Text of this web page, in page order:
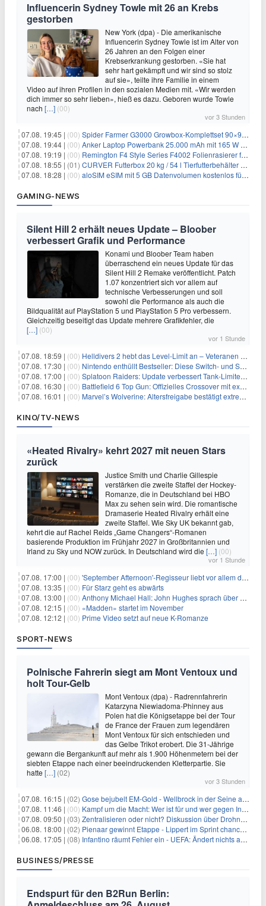
Influencerin Sydney Towle mit 26 an Krebs
gestorben
New York (dpa) - Die amerikanische
Influencerin Sydney Towle ist im Alter von
26 Jahren an den Folgen einer
Krebserkrankung gestorben. «Sie hat
sehr hart gekämpft und wir sind so stolz
auf sie», teilte ihre Familie in einem
Video auf ihren Profilen in den sozialen Medien mit. «Wir werden
dich immer so sehr lieben», hieß es dazu. Geboren wurde Towle
nach […] (00)
vor 3 Stunden
07.08. 19:45 | (00) Spider Farmer G3000 Growbox-Komplettset 90×90×180 cm für 379,99€
07.08. 19:44 | (00) Anker Laptop Powerbank 25.000 mAh mit 165 W refurbished für 58,39€
07.08. 19:19 | (00) Remington F4 Style Series F4002 Folienrasierer für 18,99€
07.08. 18:55 | (01) CURVER Futterbox 20 kg / 54 l Tierfutterbehälter mit Rollen für 19,99€
07.08. 18:28 | (00) aloSIM eSIM mit 5 GB Datenvolumen kostenlos für Windscribe-Pro-Nutzer
GAMING-NEWS
Silent Hill 2 erhält neues Update – Bloober
verbessert Grafik und Performance
Konami und Bloober Team haben
überraschend ein neues Update für das
Silent Hill 2 Remake veröffentlicht. Patch
1.07 konzentriert sich vor allem auf
technische Verbesserungen und soll
sowohl die Performance als auch die
Bildqualität auf PlayStation 5 und PlayStation 5 Pro verbessern.
Gleichzeitig beseitigt das Update mehrere Grafikfehler, die
[…] (00)
vor 1 Stunde
07.08. 18:59 | (00) Helldivers 2 hebt das Level-Limit an – Veteranen können endlich weiter aufsteigen
07.08. 17:30 | (00) Nintendo enthüllt Bestseller: Diese Switch- und Switch-2-Spiele verkaufen sich am besten
07.08. 17:00 | (00) Splatoon Raiders: Update verbessert Tank-Limiter und behebt Bugs
07.08. 16:30 | (00) Battlefield 6 Top Gun: Offizielles Crossover mit exklusiven Inhalten angekündigt
07.08. 16:01 | (00) Marvel’s Wolverine: Altersfreigabe bestätigt extreme Gewalt und düstere Szenen
KINO/TV-NEWS
«Heated Rivalry» kehrt 2027 mit neuen Stars
zurück
Justice Smith und Charlie Gillespie
verstärken die zweite Staffel der Hockey-
Romanze, die in Deutschland bei HBO
Max zu sehen sein wird. Die romantische
Dramaserie Heated Rivalry erhält eine
zweite Staffel. Wie Sky UK bekannt gab,
kehrt die auf Rachel Reids „Game Changers“-Romanen
basierende Produktion im Frühjahr 2027 in Großbritannien und
Irland zu Sky und NOW zurück. In Deutschland wird die […] (00)
vor 1 Stunde
07.08. 17:00 | (00) 'September Afternoon'-Regisseur liebt vor allem die 'Banalität' in seinen Filmen
07.08. 13:35 | (00) Für Starz geht es abwärts
07.08. 13:00 | (00) Anthony Michael Hall: John Hughes sprach über eine Fortsetzung von 'The Breakfast Club'
07.08. 12:15 | (00) «Madden» startet im November
07.08. 12:12 | (00) Prime Video setzt auf neue K-Romanze
SPORT-NEWS
Polnische Fahrerin siegt am Mont Ventoux und
holt Tour-Gelb
Mont Ventoux (dpa) - Radrennfahrerin
Katarzyna Niewiadoma-Phinney aus
Polen hat die Königsetappe bei der Tour
de France der Frauen zum legendären
Mont Ventoux für sich entschieden und
das Gelbe Trikot erobert. Die 31-Jährige
gewann die Bergankunft auf mehr als 1.900 Höhenmetern bei der
siebten Etappe nach einer beeindruckenden Kletterpartie. Sie
hatte […] (02)
vor 3 Stunden
07.08. 16:15 | (02) Gose bejubelt EM-Gold - Wellbrock in der Seine ausgebremst
07.08. 11:46 | (00) Kampf um die Macht: Wer ist für und wer gegen Infantino?
07.08. 09:50 | (03) Zentralisieren oder nicht? Diskussion über Drohnenabwehr
06.08. 18:00 | (02) Pienaar gewinnt Etappe - Lippert im Sprint chancenlos
06.08. 17:05 | (08) Infantino räumt Fehler ein - UEFA: Ändert nichts an Boykott
BUSINESS/PRESSE
Endspurt für den B2Run Berlin: